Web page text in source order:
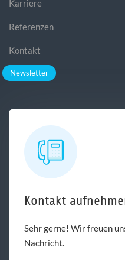
Karriere
Referenzen
Kontakt
Newsletter
Kontakt
Sehr gerne! Wir freuen
Nachricht.